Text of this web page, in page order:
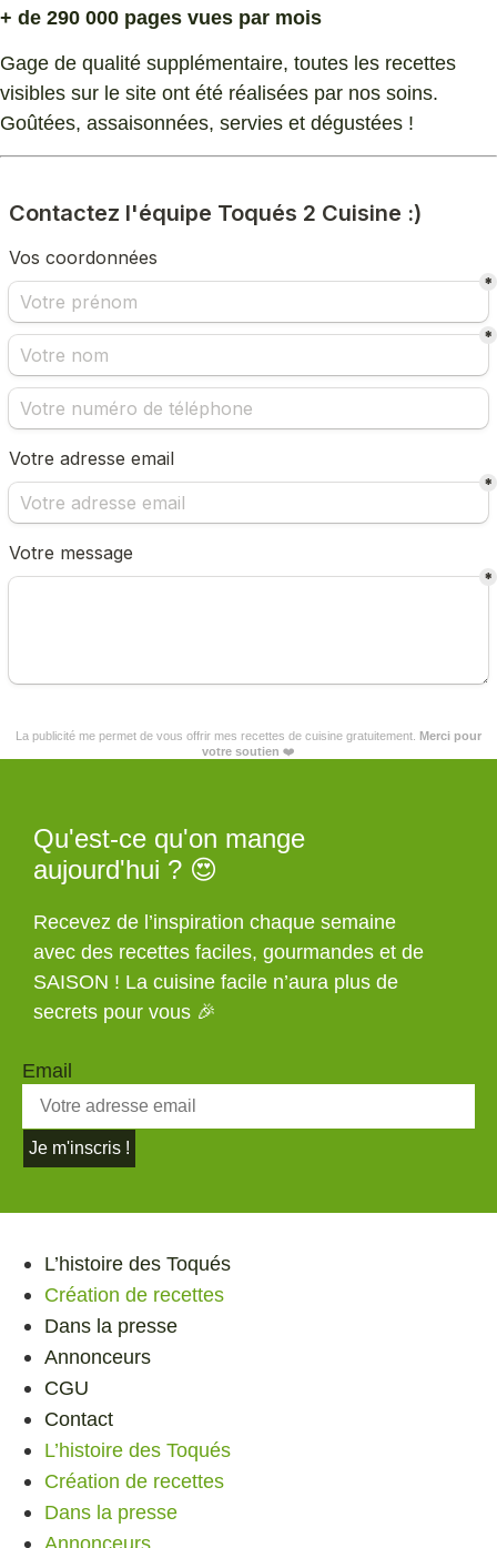
+ de 290 000 pages vues par mois
Gage de qualité supplémentaire, toutes les recettes
visibles sur le site ont été réalisées par nos soins.
Goûtées, assaisonnées, servies et dégustées !
La publicité me permet de vous offrir mes recettes de cuisine gratuitement. Merci pour
votre soutien ❤️
Qu'est-ce qu'on mange
aujourd'hui ? 😍
Recevez de l’inspiration chaque semaine
avec des recettes faciles, gourmandes et de
SAISON ! La cuisine facile n’aura plus de
secrets pour vous 🎉
Email
Je m'inscris !
L’histoire des Toqués
Création de recettes
Dans la presse
Annonceurs
CGU
Contact
L’histoire des Toqués
Création de recettes
Dans la presse